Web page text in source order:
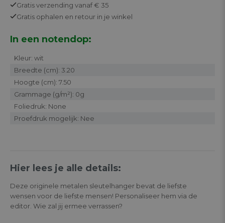
Gratisverzending vanaf € 35
Gratis ophalen en retour in je winkel
In een notendop:
Kleur: wit
Breedte (cm): 3.20
Hoogte (cm): 7.50
Grammage (g/m²): 0g
Foliedruk: None
Proefdruk mogelijk: Nee
Hier lees je alle details:
Deze originele metalen sleutelhanger bevat de liefste
wensen voor de liefste mensen! Personaliseer hem via de
editor. Wie zal jij ermee verrassen?